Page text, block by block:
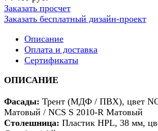
Заказать просчет
Заказать бесплатный дизайн-проект
Описание
Оплата и доставка
Сертификаты
ОПИСАНИЕ
Фасады: Трент (МДФ / ПВХ), цвет
Матовый / NCS S 2010-R Матовый
Столешница: Пластик HPL, 38 мм,